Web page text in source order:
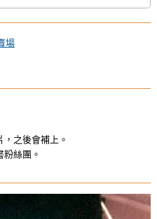
場
之後會補上。
絲團。